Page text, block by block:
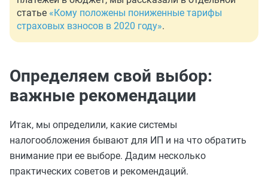
статье «Кому положены пониженные тарифы
страховых взносов в 2020 году».
Определяем свой выбор:
важные рекомендации
Итак, мы определили, какие системы
налогообложения бывают для ИП и на что обратить
внимание при ее выборе. Дадим несколько
практических советов и рекомендаций.